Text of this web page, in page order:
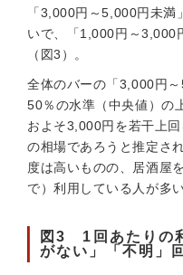
「3,000円～5,000円未
いで、「1,000円～3,000
（図3）。
全体のバーの「3,000円
50％の水準（中央値）の
およそ3,000円を若干上
の相場であろうと推定さ
度は高いものの、居酒屋
で）利用している人が多い
図3 1回あたりの
がない」「不明」